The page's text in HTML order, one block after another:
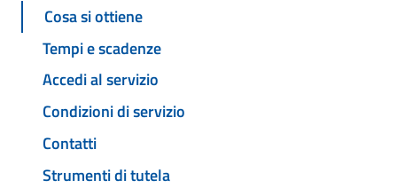
Cosa si ottiene
Tempi e scadenze
Accedi al servizio
Condizioni di servizio
Contatti
Strumenti di tutela